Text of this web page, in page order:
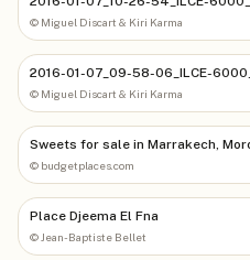
© Miguel Discart & Kiri Karma
2016-01-07_09-58-06_ILCE-
© Miguel Discart & Kiri Karma
Sweets for sale in Marrakech,
© budgetplaces.com
Place Djeema El Fna
© Jean-Baptiste Bellet